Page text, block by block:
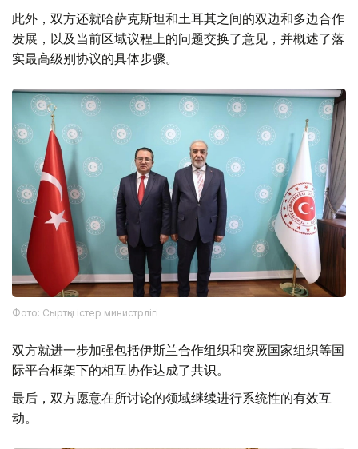
此外，双方还就哈萨克斯坦和土耳其之间的双边和多边合作
发展，以及当前区域议程上的问题交换了意见，并概述了落
实最高级别协议的具体步骤。
Фото: Сыртқы істер министрлігі
双方就进一步加强包括伊斯兰合作组织和突厥国家组织等国
际平台框架下的相互协作达成了共识。
最后，双方愿意在所讨论的领域继续进行系统性的有效互
动。